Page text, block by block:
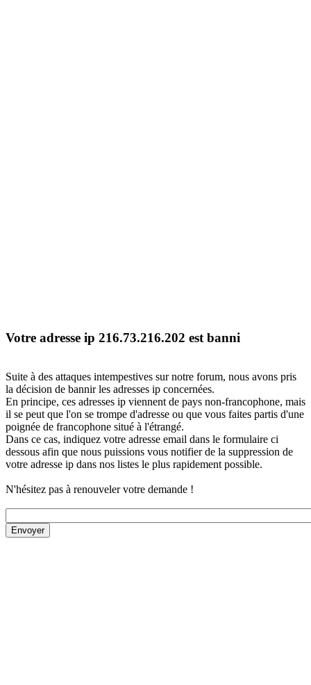
Votre adresse ip 216.73.216.202 est banni
Suite à des attaques intempestives sur notre forum, nous avons pris
la décision de bannir les adresses ip concernées.
En principe, ces adresses ip viennent de pays non-francophone, mais
il se peut que l'on se trompe d'adresse ou que vous faites partis d'une
poignée de francophone situé à l'étrangé.
Dans ce cas, indiquez votre adresse email dans le formulaire ci
dessous afin que nous puissions vous notifier de la suppression de
votre adresse ip dans nos listes le plus rapidement possible.
N'hésitez pas à renouveler votre demande !